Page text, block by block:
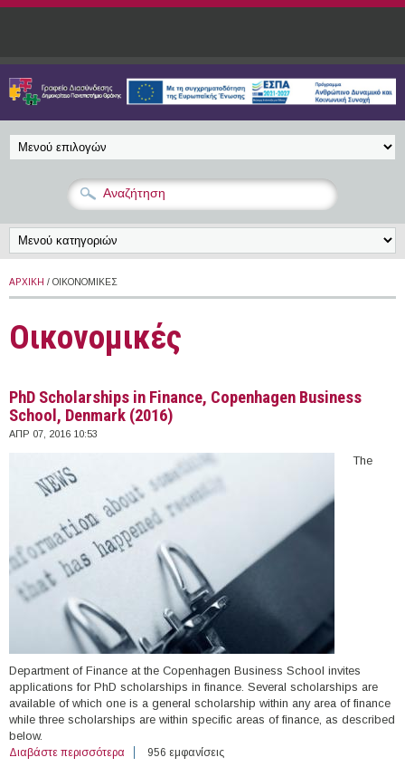
Παράκαμψη προς το κυρίως περιεχόμενο
ΑΡΧΙΚΉ / ΟΙΚΟΝΟΜΙΚΈΣ
Οικονομικές
PhD Scholarships in Finance, Copenhagen Business
School, Denmark (2016)
ΑΠΡ 07, 2016 10:53
The
Department of Finance at the Copenhagen Business School invites
applications for PhD scholarships in finance. Several scholarships are
available of which one is a general scholarship within any area of finance
while three scholarships are within specific areas of finance, as described
below.
Διαβάστε περισσότερα για PhD Scholarships in Finance, Copenhagen Business
956 εμφανίσεις